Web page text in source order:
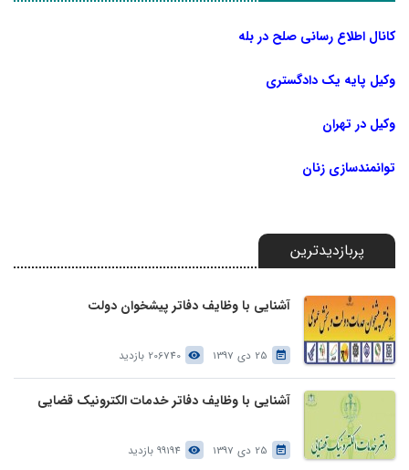
کانال اطلاع رسانی صلح در بله
وکیل پایه یک دادگستری
وکیل در تهران
توانمندسازی زنان
پربازدیدترین
آشنایی با وظایف دفاتر پیشخوان دولت
25 دی 1397 206740 بازدید
آشنایی با وظایف دفاتر خدمات الکترونیک قضایی
25 دی 1397 99194 بازدید